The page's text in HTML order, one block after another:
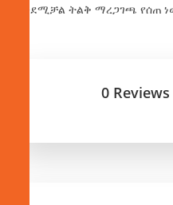
እንደሚቻል ትልቅ ማረጋገጫ የሰጠ
0